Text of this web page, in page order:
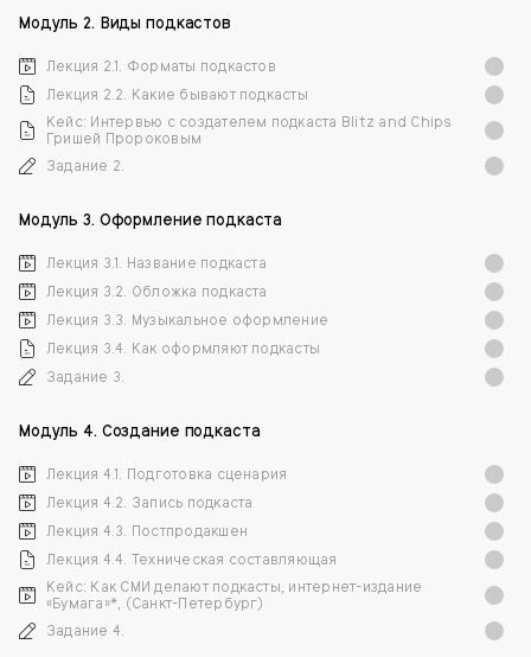
Модуль 2. Виды подкастов
Лекция 2.1. Форматы подкастов
Лекция 2.2. Какие бывают подкасты
Кейс: Интервью с создателем подкаста Blitz and Chips
Гришей Пророковым
Задание 2.
Модуль 3. Оформление подкаста
Лекция 3.1. Название подкаста
Лекция 3.2. Обложка подкаста
Лекция 3.3. Музыкальное оформление
Лекция 3.4. Как оформляют подкасты
Задание 3.
Модуль 4. Создание подкаста
Лекция 4.1. Подготовка сценария
Лекция 4.2. Запись подкаста
Лекция 4.3. Постпродакшен
Лекция 4.4. Техническая составляющая
Кейс: Как СМИ делают подкасты, интернет-издание
«Бумага»*, (Санкт-Петербург)
Задание 4.